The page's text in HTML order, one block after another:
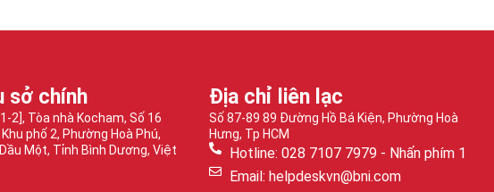
sở chính
2], Tòa nhà Kocham, Số 16
phố 2, Phường Hoà Phú,
Một, Tỉnh Bình Dương, Việt
Địa chỉ liên lạc
Số 87-89 89 Đường Hồ Bá Kiện, Phường Hoà
Hưng, Tp HCM
Hotline: 028 7107 7979 - Nhấn phím 1
Email: helpdeskvn@bni.com